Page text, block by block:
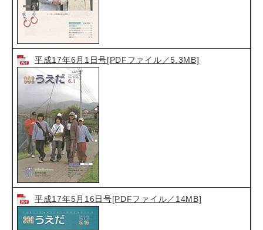
平成17年6月1日号[PDFファイル／5.3MB]
平成17年5月16日号[PDFファイル／14MB]